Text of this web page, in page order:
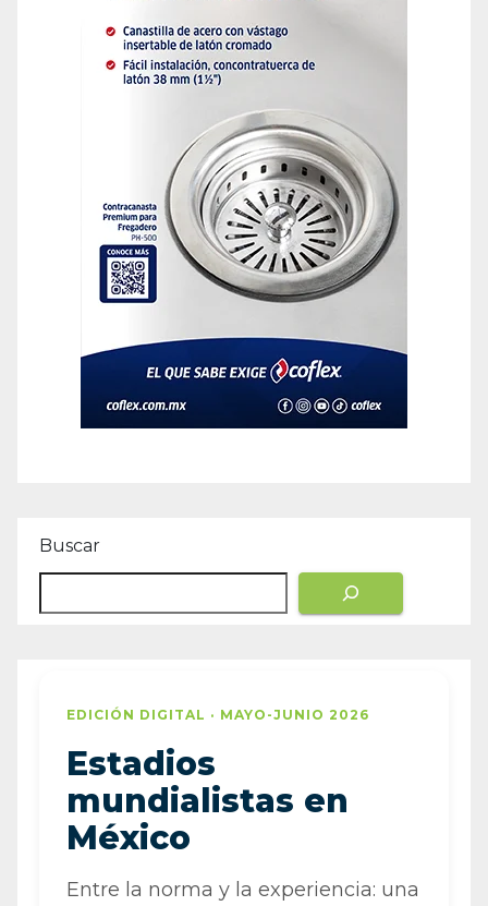
Buscar
EDICIÓN DIGITAL · MAYO-JUNIO 2026
Estadios
mundialistas en
México
Entre la norma y la experiencia: una